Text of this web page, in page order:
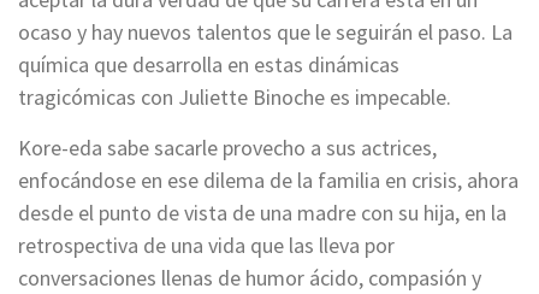
ocaso y hay nuevos talentos que le seguirán el paso. La
química que desarrolla en estas dinámicas
tragicómicas con Juliette Binoche es impecable.
Kore-eda sabe sacarle provecho a sus actrices,
enfocándose en ese dilema de la familia en crisis, ahora
desde el punto de vista de una madre con su hija, en la
retrospectiva de una vida que las lleva por
conversaciones llenas de humor ácido, compasión y